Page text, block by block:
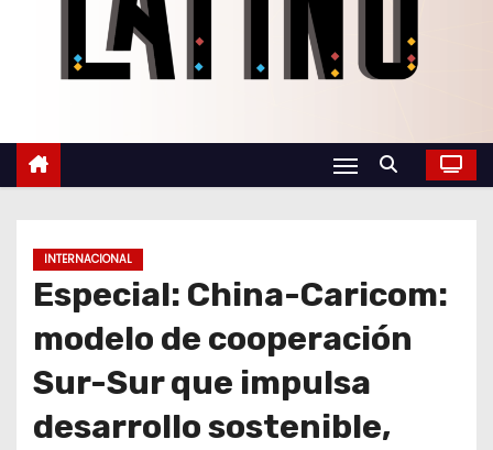
INTERNACIONAL
Especial: China-Caricom:
modelo de cooperación
Sur-Sur que impulsa
desarrollo sostenible,